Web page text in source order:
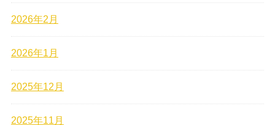
2026年2月
2026年1月
2025年12月
2025年11月